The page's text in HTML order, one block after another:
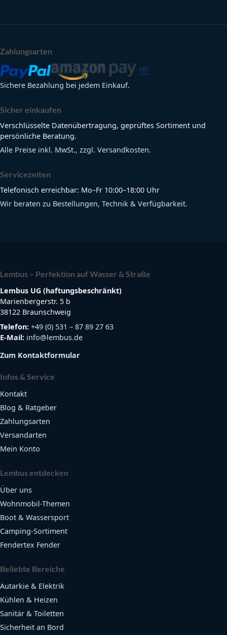
Zahlungsarten
Sichere Bezahlung bei jedem Einkauf.
Sicher einkaufen
Verschlüsselte Datenübertragung, geprüftes Sortiment und
persönliche Beratung.
Alle Preise inkl. MwSt., zzgl. Versandkosten.
Servicezeiten
Telefonisch erreichbar: Mo–Fr 10:00–18:00 Uhr
Wir beraten zu Bestellungen, Technik & Verfügbarkeit.
Lembus – Perfektion auf Wasser & Straße
Lembus UG (haftungsbeschränkt)
Marienbergerstr. 5 b
38122 Braunschweig
Telefon: +49 (0) 531 – 87 89 27 63
E-Mail: info@lembus.de
Zum Kontaktformular
Infos & Service
Kontakt
Blog & Ratgeber
Zahlungsarten
Versandarten
Mein Konto
Lembus entdecken
Über uns
Wohnmobil-Themen
Boot & Wassersport
Camping-Sortiment
Fendertex Fender
Beliebte Bereiche
Autarkie & Elektrik
Kühlen & Heizen
Sanitär & Toiletten
Sicherheit an Bord